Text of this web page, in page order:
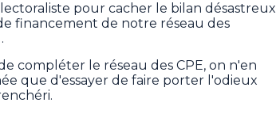
pour cacher le bilan désastreux
financement de notre réseau des
compléter le réseau des CPE, on n'en
que d'essayer de faire porter l'odieux